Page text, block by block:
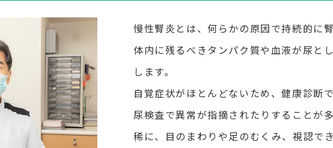
慢性腎炎とは、何らかの原因で持続的に
体内に残るべきタンパク質や血液が尿と
します。
自覚症状がほとんどないため、健康診断
尿検査で異常が指摘されたりすることが多
稀に、目のまわりや足のむくみ、視認で